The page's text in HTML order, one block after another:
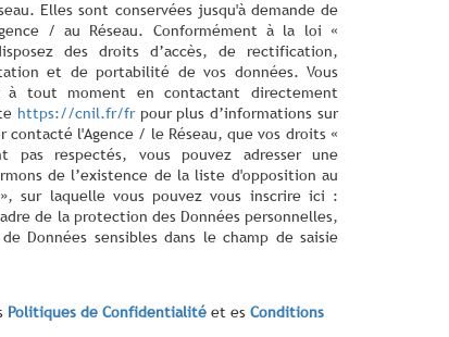
Elles sont conservées jusqu'à demande de
/ au Réseau. Conformément à la loi «
des droits d’accès, de rectification,
et de portabilité de vos données. Vous
à tout moment en contactant directement
https://cnil.fr/frpour plus d’informations sur
contacté l'Agence / le Réseau, que vos droits «
respectés, vous pouvez adresser une
de l’existence de la liste d'opposition au
sur laquelle vous pouvez vous inscrire ici :
de la protection des Données personnelles,
Données sensibles dans le champ de saisie
Politiques de Confidentialité et es Conditions